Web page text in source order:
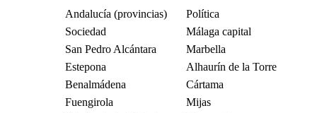
Andalucía (provincias)
Política
Sociedad
Málaga capital
San Pedro Alcántara
Marbella
Estepona
Alhaurín de la Torre
Benalmádena
Cártama
Fuengirola
Mijas